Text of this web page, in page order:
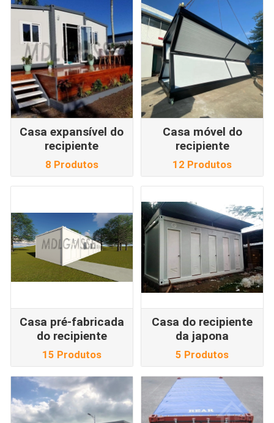
Casa expansível do
recipiente
8 Produtos
Casa móvel do
recipiente
12 Produtos
Casa pré-fabricada
do recipiente
15 Produtos
Casa do recipiente
da japona
5 Produtos